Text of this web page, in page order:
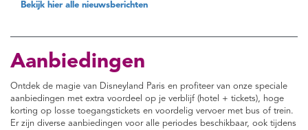
Bekijk hier alle nieuwsberichten
Aanbiedingen
Ontdek de magie van Disneyland Paris en profiteer van onze speciale
aanbiedingen met extra voordeel op je verblijf (hotel + tickets), hoge
korting op losse toegangstickets en voordelig vervoer met bus of trein.
Er zijn diverse aanbiedingen voor alle periodes beschikbaar, ook tijdens